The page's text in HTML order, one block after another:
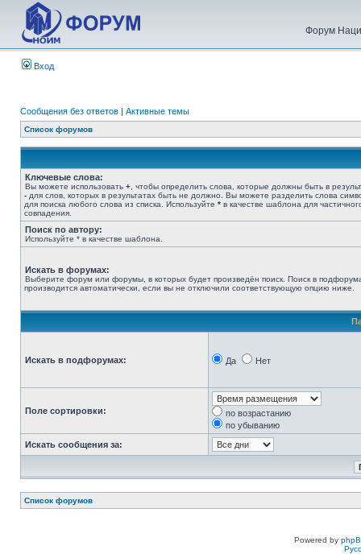
Форум
Вход
Сообщения без ответов | Активные темы
Список форумов
Ключевые слова:
Вы можете использовать + , чтобы определить слова, которые должны быть в
- для слов, которых в результатах быть не должно. Вы можете разделить слова
для поиска любого слова из списка. Используйте * в качестве шаблона для
совпадения.
Поиск по автору:
Используйте * в качестве шаблона.
Искать в форумах:
Выберите форум или форумы, в которых будет произведён поиск. Поиск в
производится автоматически, если вы не отключили соответствующую опцию ниже.
Искать в подфорумах: Да Нет
Поле сортировки:
по возрастанию
по убыванию
Искать сообщения за:
Список форумов
Powered by